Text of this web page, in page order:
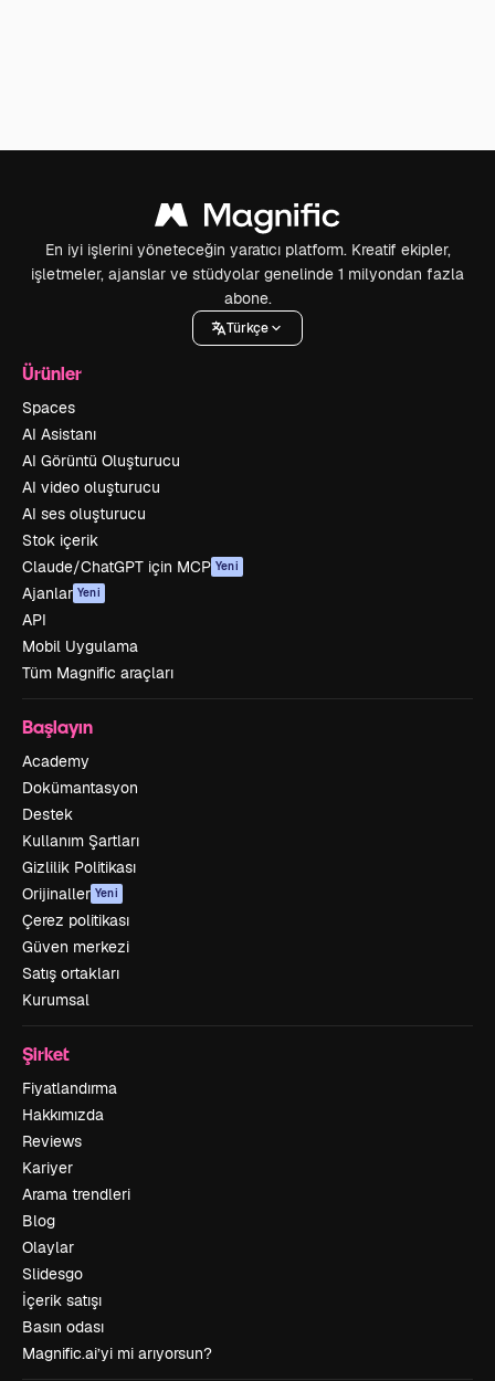
En iyi işlerini yöneteceğin yaratıcı platform. Kreatif ekipler,
işletmeler, ajanslar ve stüdyolar genelinde 1 milyondan fazla
abone.
Türkçe
Ürünler
Spaces
AI Asistanı
AI Görüntü Oluşturucu
AI video oluşturucu
AI ses oluşturucu
Stok içerik
Claude/ChatGPT için MCP Yeni
Ajanlar Yeni
API
Mobil Uygulama
Tüm Magnific araçları
Başlayın
Academy
Dokümantasyon
Destek
Kullanım Şartları
Gizlilik Politikası
Orijinaller Yeni
Çerez politikası
Güven merkezi
Satış ortakları
Kurumsal
Şirket
Fiyatlandırma
Hakkımızda
Reviews
Kariyer
Arama trendleri
Blog
Olaylar
Slidesgo
İçerik satışı
Basın odası
Magnific.ai’yi mi arıyorsun?